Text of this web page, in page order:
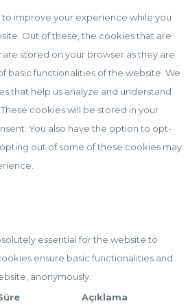
to improve your experience while you
Out of these, the cookies that are
stored on your browser as they are
basic functionalities of the website. We
that help us analyze and understand
cookies will be stored in your
You also have the option to opt-
out of some of these cookies may
essential for the website to
ensure basic functionalities and
anonymously.
Açıklama